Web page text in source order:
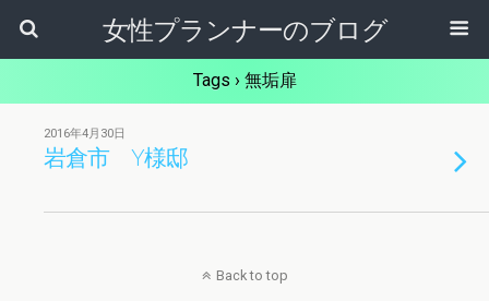
女性プランナーのブログ
Tags › 無垢扉
2016年4月30日
岩倉市 Y様邸
Back to top